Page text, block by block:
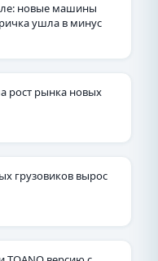
новые машины
ушла в минус
рост рынка новых
грузовиков вырос